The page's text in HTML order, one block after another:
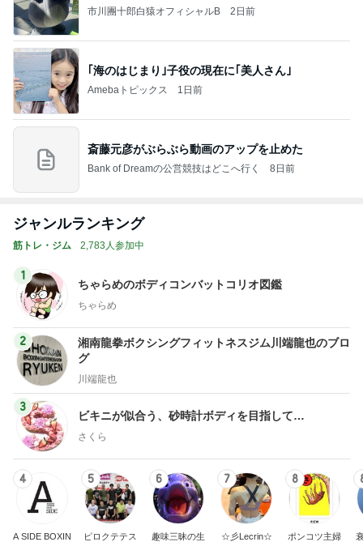
市川團十郎白猿オフィシャルB 2日前
｢海のはじまり｣子役の現在に｢美人さん｣
Amebaトピックス 1日前
斎藤元彦がぶらぶら動画のアップを止めた
Bank of Dreamの公営競技はどこへ行く 8日前
ジャンルランキング
筋トレ・ジム 2,783人参加中
1
ちゃらめのボディコンバットコリオ図鑑
ちゃらめ
2
湘南龍拳ボクシングフィットネスジム川端龍也のブロ
グ
川端龍也
3
ビキニが似合う、砂時計ボディを目指して…
さくら
4
A SIDE BOXIN
5
ピロクテテス
6
趣味三昧の生
7
☆彡Lecrin☆
8
ポンコツ主婦